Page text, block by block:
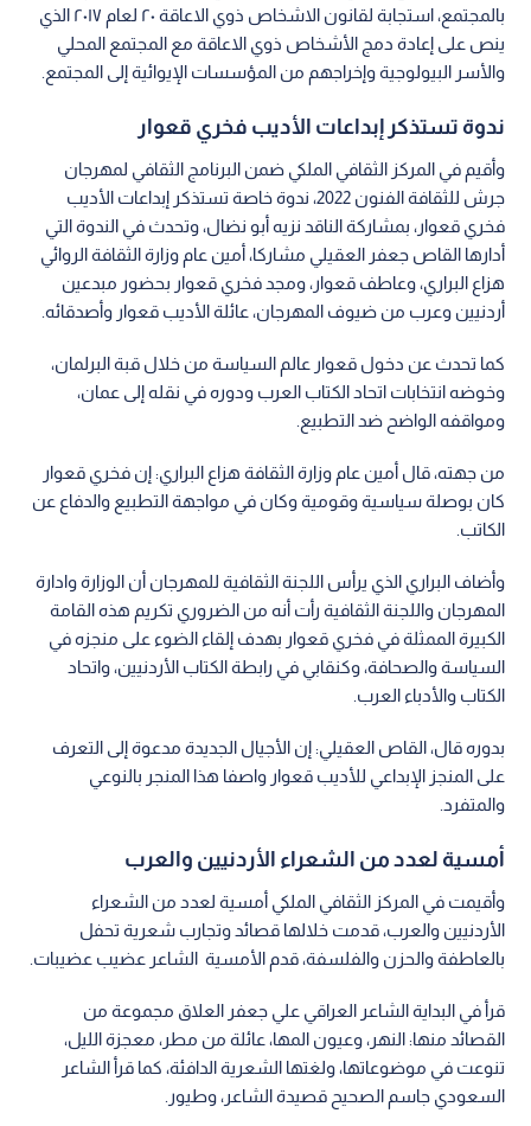
بالمجتمع، استجابة لقانون الاشخاص ذوي الاعاقة ٢٠ لعام ٢٠١٧ الذي
ينص على إعادة دمج الأشخاص ذوي الاعاقة مع المجتمع المحلي
والأسر البيولوجية وإخراجهم من المؤسسات الإيوائية إلى المجتمع.
ندوة تستذكر إبداعات الأديب فخري قعوار
وأقيم في المركز الثقافي الملكي ضمن البرنامج الثقافي لمهرجان
جرش للثقافة الفنون 2022، ندوة خاصة تستذكر إبداعات الأديب
فخري قعوار، بمشاركة الناقد نزيه أبو نضال، وتحدث في الندوة التي
أدارها القاص جعفر العقيلي مشاركا، أمين عام وزارة الثقافة الروائي
هزاع البراري، وعاطف قعوار، ومجد فخري قعوار بحضور مبدعين
أردنيين وعرب من ضيوف المهرجان، عائلة الأديب قعوار وأصدقائه.
كما تحدث عن دخول قعوار عالم السياسة من خلال قبة البرلمان،
وخوضه انتخابات اتحاد الكتاب العرب ودوره في نقله إلى عمان،
ومواقفه الواضح ضد التطبيع.
من جهته، قال أمين عام وزارة الثقافة هزاع البراري: إن فخري قعوار
كان بوصلة سياسية وقومية وكان في مواجهة التطبيع والدفاع عن
الكاتب.
وأضاف البراري الذي يرأس اللجنة الثقافية للمهرجان أن الوزارة وادارة
المهرجان واللجنة الثقافية رأت أنه من الضروري تكريم هذه القامة
الكبيرة الممثلة في فخري قعوار بهدف إلقاء الضوء على منجزه في
السياسة والصحافة، وكنقابي في رابطة الكتاب الأردنيين، واتحاد
الكتاب والأدباء العرب.
بدوره قال، القاص العقيلي: إن الأجيال الجديدة مدعوة إلى التعرف
على المنجز الإبداعي للأديب قعوار واصفا هذا المنجر بالنوعي
والمتفرد.
أمسية لعدد من الشعراء الأردنيين والعرب
وأقيمت في المركز الثقافي الملكي أمسية لعدد من الشعراء
الأردنيين والعرب، قدمت خلالها قصائد وتجارب شعرية تحفل
بالعاطفة والحزن والفلسفة، قدم الأمسية الشاعر عضيب عضيبات.
قرأ في البداية الشاعر العراقي علي جعفر العلاق مجموعة من
القصائد منها: النهر، وعيون المها، عائلة من مطر، معجزة الليل،
تنوعت في موضوعاتها، ولغتها الشعرية الدافئة، كما قرأ الشاعر
السعودي جاسم الصحيح قصيدة الشاعر، وطيور.